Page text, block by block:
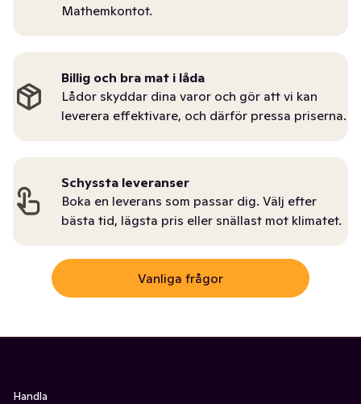
Mathemkontot.
Billig och bra mat i låda
Lådor skyddar dina varor och gör att vi kan
leverera effektivare, och därför pressa priserna.
Schyssta leveranser
Boka en leverans som passar dig. Välj efter
bästa tid, lägsta pris eller snällast mot klimatet.
Vanliga frågor
Handla